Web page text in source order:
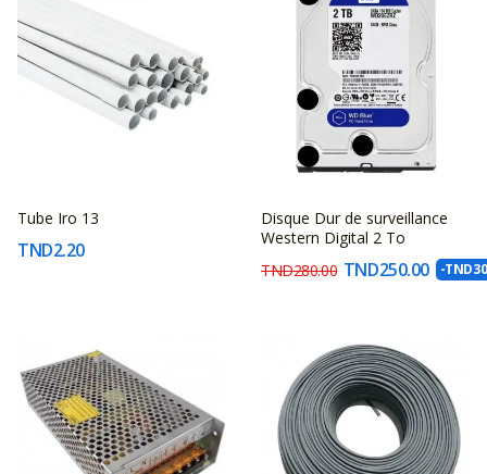
Tube Iro 13
TND2.20
FABRICANT
INCONNU
Disque Dur de surveillance
Western Digital 2 To
TND280.00 TND250.00 -